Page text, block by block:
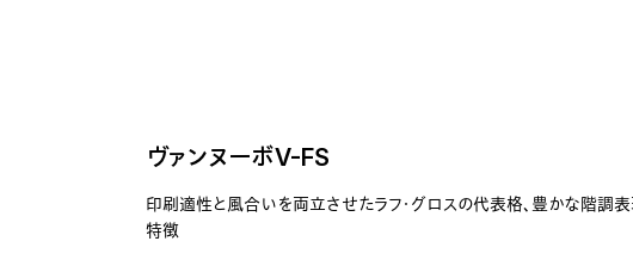
ヴァンヌーボV-FS
印刷適性と風合いを両立させたラフ・グロスの代表格、豊かな階調
特徴